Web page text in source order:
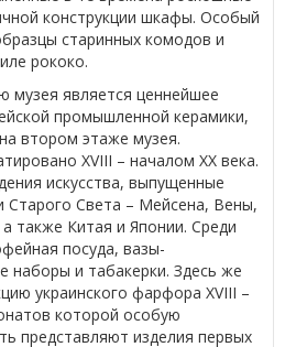
конструкции шкафы. Особый
старинных комодов и
рококо.
музея является ценнейшее
промышленной керамики,
втором этаже музея.
XVIII – началом ХХ века.
искусства, выпущенные
Старого Света – Мейсена, Вены,
также Китая и Японии. Среди
посуда, вазы-
наборы и табакерки. Здесь же
украинского фарфора XVIII –
которой особую
представляют изделия первых